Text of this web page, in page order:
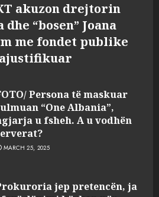
akuzon drejtorin
“bosen” Joana
me fondet publike
Persona të maskuar
“One Albania”,
u fsheh. A u vodhën
MARCH 25, 2025
jep pretencën, ja